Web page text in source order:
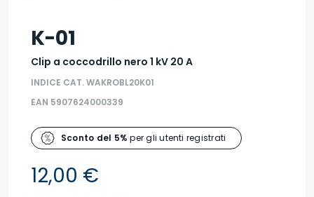
K-01
Clip a coccodrillo nero 1 kV 20 A
INDICE CAT. WAKROBL20K01
EAN 5907624000339
Sconto del 5% per gli utenti registrati
12,00 €